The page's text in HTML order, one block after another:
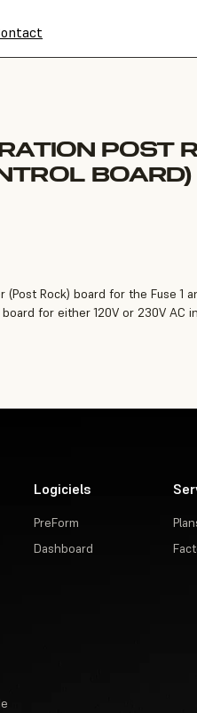
POST
BOARD)
Rock) board for the Fuse 1
for either 120V or 230V AC
Logiciels
PreForm
Dashboard